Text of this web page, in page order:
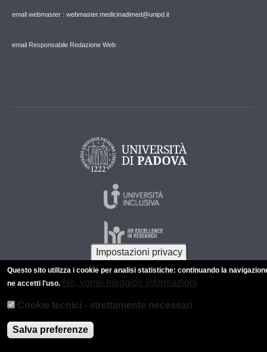
email webmaster : webmaster.medicinadimed@unipd.it
email Responsabile Redazione Web
© 2026 Università di Padova - Tutti i diritti riservati
P.I. 00742430283 C.F. 80006480281
Informazioni su questo sito
Impostazioni privacy
Questo sito utilizza i cookie per analisi statistiche: continuando la
ne accetti l'uso. No, vorrei maggiori informazioni
Cookie tecnici - strettamente necessari
Salva preferenze